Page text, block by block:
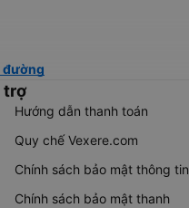
đường
trợ
Hướng dẫn thanh toán
Quy chế Vexere.com
Chính sách bảo mật thông tin
Chính sách bảo mật thanh